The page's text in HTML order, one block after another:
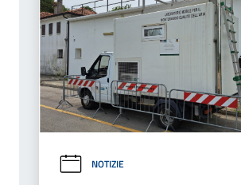
NOTIZIE